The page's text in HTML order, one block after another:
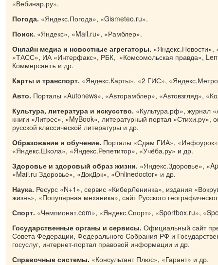
«Вебинар.ру».
Погода. «Яндекс.Погода», «Gismeteo.ru».
Поиск. «Яндекс», «Mail.ru», «Рамблер».
Онлайн медиа и новостные агрегаторы.
«ТАСС», ИА «Интерфакс», РБК, «Комсомольская правда»,
Коммерсантъ и др.
Карты и транспорт. «Яндекс.Карты», «2 ГИС»,
Авто. Порталы «Autonews», «Авторамблер», «Автовзгляд»,
Культура, литература и искусство. «Культура.рф», журнал
книги «Литрес», «MyBook», литературный портал «Стихи.ру»,
русской классической литературы и др.
Образование и обучение. Порталы «Сдам ГИА»,
«Яндекс.Школа», «Яндекс.Репетитор», «Учёба.ру» и др.
Здоровье и здоровый образ жизни. «Яндекс.Здоровье»,
«Mail.ru Здоровье», «ДокДок», «Onlinedoctor» и др.
Наука. Ресурс «N+1», сервис «КиберЛенинка», издания
жизнь», «Популярная механика», сайт Русского
Спорт. «Чемпионат.com», «Яндекс.Спорт», «Sportbox.ru»,
Государственные органы и сервисы. Официальный сайт
Совета Федерации, Федерального Собрания РФ и
госуслуг, интернет-портал правовой информации и др.
Справочные системы. «Консультант Плюс», «Гарант» и др.